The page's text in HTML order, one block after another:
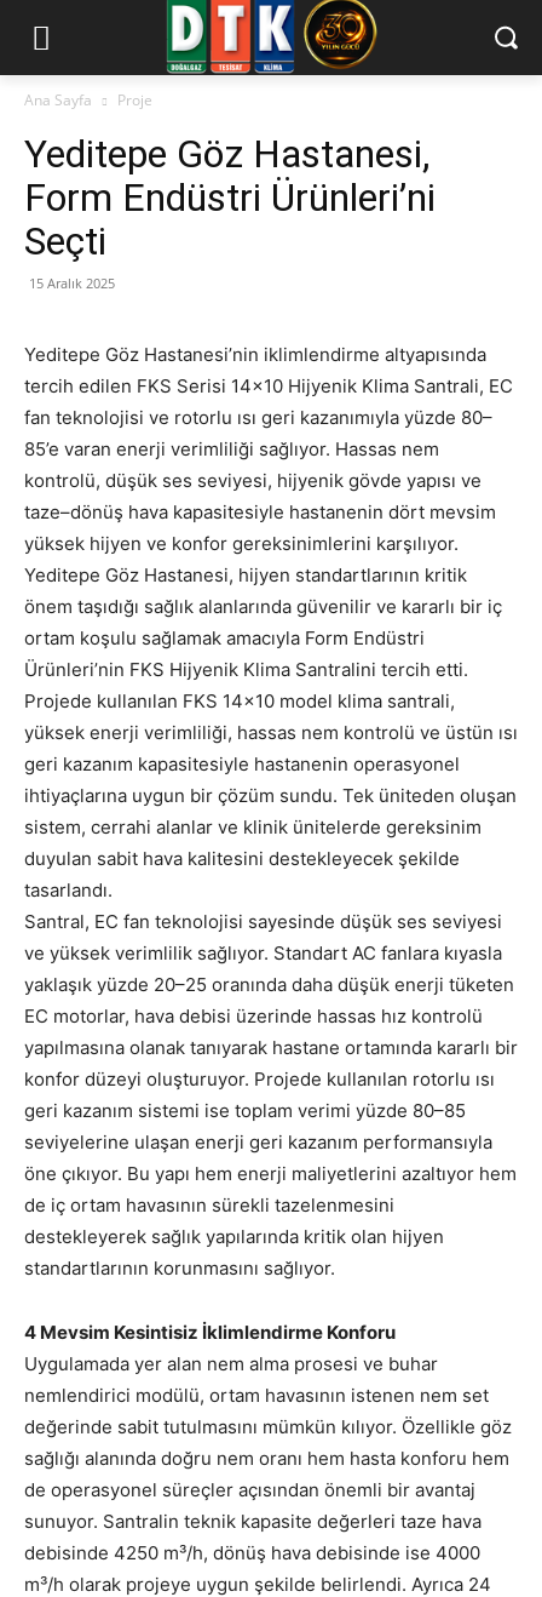
Ana Sayfa Proje
Yeditepe Göz Hastanesi,
Form Endüstri Ürünleri’ni
Seçti
15 Aralık 2025
Yeditepe Göz Hastanesi’nin iklimlendirme altyapısında
tercih edilen FKS Serisi 14×10 Hijyenik Klima Santrali, EC
fan teknolojisi ve rotorlu ısı geri kazanımıyla yüzde 80–
85’e varan enerji verimliliği sağlıyor. Hassas nem
kontrolü, düşük ses seviyesi, hijyenik gövde yapısı ve
taze–dönüş hava kapasitesiyle hastanenin dört mevsim
yüksek hijyen ve konfor gereksinimlerini karşılıyor.
Yeditepe Göz Hastanesi, hijyen standartlarının kritik
önem taşıdığı sağlık alanlarında güvenilir ve kararlı bir iç
ortam koşulu sağlamak amacıyla Form Endüstri
Ürünleri’nin FKS Hijyenik Klima Santralini tercih etti.
Projede kullanılan FKS 14×10 model klima santrali,
yüksek enerji verimliliği, hassas nem kontrolü ve üstün ısı
geri kazanım kapasitesiyle hastanenin operasyonel
ihtiyaçlarına uygun bir çözüm sundu. Tek üniteden oluşan
sistem, cerrahi alanlar ve klinik ünitelerde gereksinim
duyulan sabit hava kalitesini destekleyecek şekilde
tasarlandı.
Santral, EC fan teknolojisi sayesinde düşük ses seviyesi
ve yüksek verimlilik sağlıyor. Standart AC fanlara kıyasla
yaklaşık yüzde 20–25 oranında daha düşük enerji tüketen
EC motorlar, hava debisi üzerinde hassas hız kontrolü
yapılmasına olanak tanıyarak hastane ortamında kararlı bir
konfor düzeyi oluşturuyor. Projede kullanılan rotorlu ısı
geri kazanım sistemi ise toplam verimi yüzde 80–85
seviyelerine ulaşan enerji geri kazanım performansıyla
öne çıkıyor. Bu yapı hem enerji maliyetlerini azaltıyor hem
de iç ortam havasının sürekli tazelenmesini
destekleyerek sağlık yapılarında kritik olan hijyen
standartlarının korunmasını sağlıyor.
4 Mevsim Kesintisiz İklimlendirme Konforu
Uygulamada yer alan nem alma prosesi ve buhar
nemlendirici modülü, ortam havasının istenen nem set
değerinde sabit tutulmasını mümkün kılıyor. Özellikle göz
sağlığı alanında doğru nem oranı hem hasta konforu hem
de operasyonel süreçler açısından önemli bir avantaj
sunuyor. Santralin teknik kapasite değerleri taze hava
debisinde 4250 m³/h, dönüş hava debisinde ise 4000
m³/h olarak projeye uygun şekilde belirlendi. Ayrıca 24